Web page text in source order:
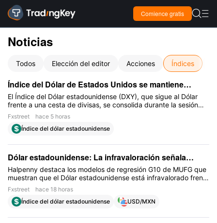
Comience gratis  
Noticias
Todos Elección del editor Acciones Índices
Índice del Dólar de Estados Unidos se mantiene
estable cerca de 100.00 mientras los alcistas esperan
el NFP de EE.UU. en medio de los riesgos de Irán
El Índice del Dólar estadounidense (DXY), que sigue al Dólar
frente a una cesta de divisas, se consolida durante la sesión
asiática del viernes mientras los operadores esperan con
interés la publicación de los datos mensuales de empleo de
EE.UU. muy seguidos.
Índice del dólar estadounidense
Fxstreet hace 5 horas
Dólar estadounidense: La infravaloración señala
riesgos a la baja – MUFG
Halpenny destaca los modelos de regresión G10 de MUFG que
muestran que el Dólar estadounidense está infravalorado frente
a la mayoría de sus pares, lo que implica primas de riesgo
vinculadas al conflicto en Oriente Medio, las preocupaciones
por la inflación y la interferencia política en la Reserva Federal
Índice del dólar estadounidense USD/MXN
Fxstreet hace 18 horas